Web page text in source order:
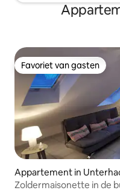
Favoriet van gasten
Favoriet van gasten
Appartement in
Zoldermaisonette in de